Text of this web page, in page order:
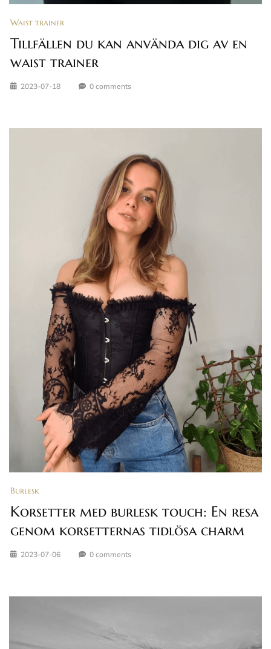
Waist trainer
Tillfällen du kan använda dig av en
waist trainer
2023-07-18 0 comments
Burlesk
Korsetter med burlesk touch: En resa
genom korsetternas tidlösa charm
2023-07-06 0 comments